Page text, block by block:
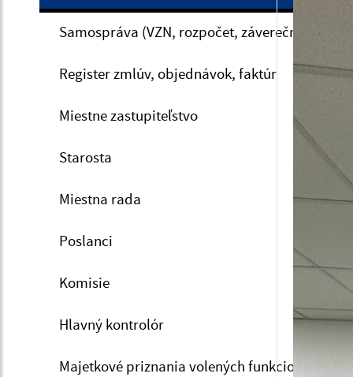
Samospráva (VZN, rozpočet, záverečný účet,
Register zmlúv, objednávok, faktúr
Miestne zastupiteľstvo
Starosta
Miestna rada
Poslanci
Komisie
Hlavný kontrolór
Majetkové priznania volených funkcionárov